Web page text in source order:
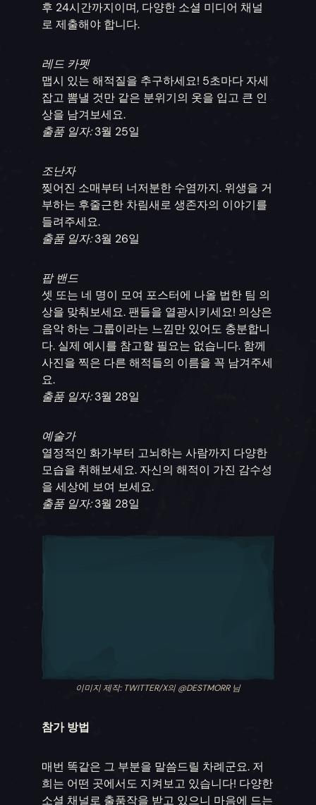
후 24시간까지이며, 다양한 소셜 미디어 채널
로 제출해야 합니다.
레드 카펫
맵시 있는 해적질을 추구하세요! 5초마다 자세
잡고 뽐낼 것만 같은 분위기의 옷을 입고 큰 인
상을 남겨보세요.
출품 일자:3월 25일
조난자
찢어진 소매부터 너저분한 수염까지. 위생을 거
부하는 후줄근한 차림새로 생존자의 이야기를
들려주세요.
출품 일자:3월 26일
팝 밴드
셋 또는 네 명이 모여 포스터에 나올 법한 팀 의
상을 맞춰보세요. 팬들을 열광시키세요! 의상은
음악 하는 그룹이라는 느낌만 있어도 충분합니
다. 실제 예시를 참고할 필요는 없습니다. 함께
사진을 찍은 다른 해적들의 이름을 꼭 남겨주세
요.
출품 일자:3월 28일
예술가
열정적인 화가부터 고뇌하는 사람까지 다양한
모습을 취해보세요. 자신의 해적이 가진 감수성
을 세상에 보여 보세요.
출품 일자:3월 28일
이미지 제작: TWITTER/X의 @DESTMORR 님
참가 방법
매번 똑같은 그 부분을 말씀드릴 차례군요. 저
희는 어떤 곳에서도 지켜보고 있습니다! 다양한
소셜 채널로 출품작을 받고 있으니 마음에 드는